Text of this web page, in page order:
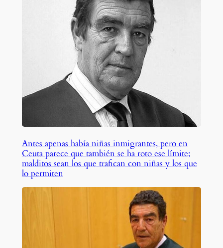
Antes apenas había niñas inmigrantes, pero en
Ceuta parece que también se ha roto ese límite;
malditos sean los que trafican con niñas y los que
lo permiten